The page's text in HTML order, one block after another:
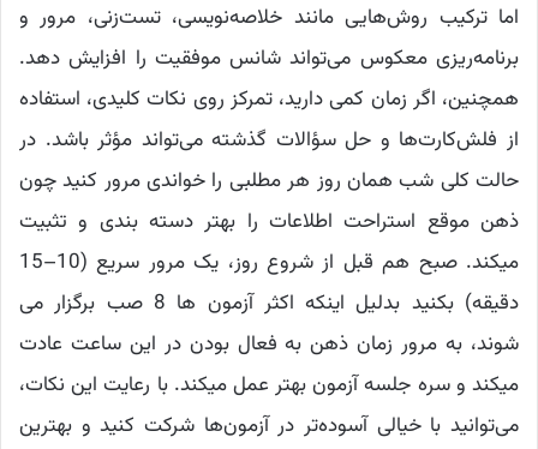
اما ترکیب روش‌هایی مانند خلاصه‌نویسی، تست‌زنی، مرور و
برنامه‌ریزی معکوس می‌تواند شانس موفقیت را افزایش دهد.
همچنین، اگر زمان کمی دارید، تمرکز روی نکات کلیدی، استفاده
از فلش‌کارت‌ها و حل سؤالات گذشته می‌تواند مؤثر باشد. در
حالت کلی شب همان روز هر مطلبی را خواندی مرور کنید چون
ذهن موقع استراحت اطلاعات را بهتر دسته بندی و تثبیت
میکند. صبح هم قبل از شروع روز، یک مرور سریع (10–15
دقیقه) بکنید بدلیل اینکه اکثر آزمون ها 8 صب برگزار می
شوند، به مرور زمان ذهن به فعال بودن در این ساعت عادت
میکند و سره جلسه آزمون بهتر عمل میکند. با رعایت این نکات،
می‌توانید با خیالی آسوده‌تر در آزمون‌ها شرکت کنید و بهترین